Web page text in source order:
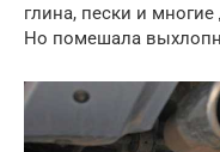
глина, пески и
Но помешала